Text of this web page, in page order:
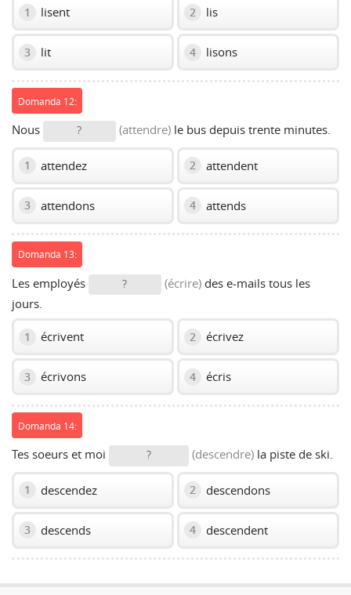
1 lisent 2 lis
3 lit 4 lisons
Domanda 12:
Nous ? (attendre) le bus depuis trente minutes.
1 attendez 2 attendent
3 attendons 4 attends
Domanda 13:
Les employés ? (écrire) des e-mails tous les
jours.
1 écrivent 2 écrivez
3 écrivons 4 écris
Domanda 14:
Tes soeurs et moi ? (descendre) la piste de ski.
1 descendez 2 descendons
3 descends 4 descendent